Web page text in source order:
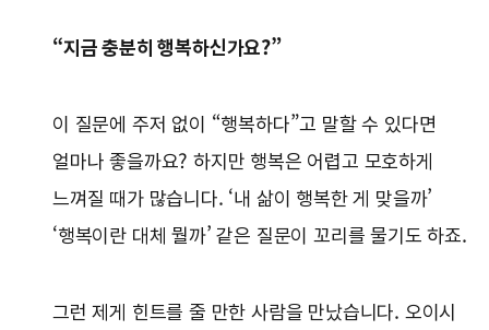
“지금 충분히 행복하신가요?”
이 질문에 주저 없이 “행복하다”고 말할 수 있다면
얼마나 좋을까요? 하지만 행복은 어렵고 모호하게
느껴질 때가 많습니다. ‘내 삶이 행복한 게 맞을까’
‘행복이란 대체 뭘까’ 같은 질문이 꼬리를 물기도 하죠.
그런 제게 힌트를 줄 만한 사람을 만났습니다. 오이시